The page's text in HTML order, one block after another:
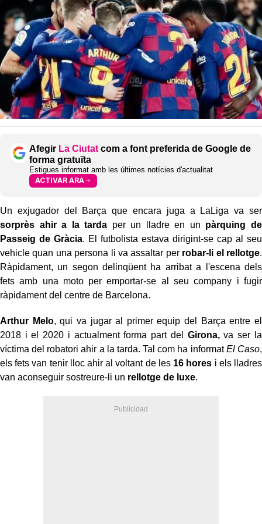
Afegir La Ciutat com a font preferida de Google de
forma gratuïta
Estigues informat amb les últimes notícies d'actualitat
ACTIVAR ARA
Un exjugador del Barça que encara juga a LaLiga va ser
sorprès ahir a la tarda per un lladre en un pàrquing de
Passeig de Gràcia. El futbolista estava dirigint-se cap al seu
vehicle quan una persona li va assaltar perrobar-li el rellotge.
Ràpidament, un segon delinqüent ha arribat a l'escena dels
fets amb una moto per emportar-se al seu company i fugir
ràpidament del centre de Barcelona.
Arthur Melo, qui va jugar al primer equip del Barça entre el
2018 i el 2020 i actualment forma part del Girona,va ser la
víctima del robatori ahir a la tarda. Tal com ha informatEl Caso,
els fets van tenir lloc ahir al voltant de les 16 hores i els lladres
van aconseguir sostreure-li un rellotge de luxe.